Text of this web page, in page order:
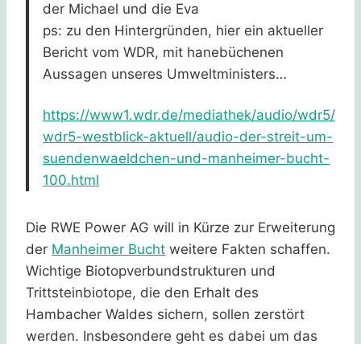
der Michael und die Eva
ps: zu den Hintergründen, hier ein aktueller
Bericht vom WDR, mit hanebüchenen
Aussagen unseres Umweltministers…
https://www1.wdr.de/mediathek/audio/wdr5/
wdr5-westblick-aktuell/audio-der-streit-um-
suendenwaeldchen-und-manheimer-bucht-
100.html
Die RWE Power AG will in Kürze zur Erweiterung
der Manheimer Bucht weitere Fakten schaffen.
Wichtige Biotopverbundstrukturen und
Trittsteinbiotope, die den Erhalt des
Hambacher Waldes sichern, sollen zerstört
werden. Insbesondere geht es dabei um das